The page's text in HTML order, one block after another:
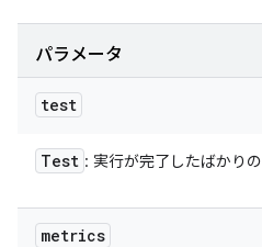
パラメータ
test
Test : 実行が完了したばかりの
metrics